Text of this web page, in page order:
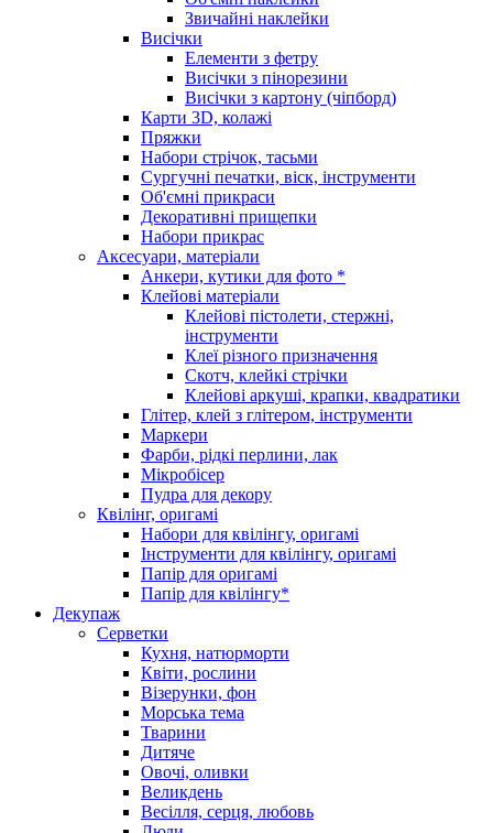
Звичайні наклейки
Висічки
Елементи з фетру
Висічки з пінорезини
Висічки з картону (чіпборд)
Карти 3D, колажі
Пряжки
Набори стрічок, тасьми
Сургучні печатки, віск, інструменти
Об'ємні прикраси
Декоративні прищепки
Набори прикрас
Аксесуари, матеріали
Анкери, кутики для фото *
Клейові матеріали
Клейові пістолети, стержні,
інструменти
Клеї різного призначення
Скотч, клейкі стрічки
Клейові аркуші, крапки, квадратики
Глітер, клей з глітером, інструменти
Маркери
Фарби, рідкі перлини, лак
Мікробісер
Пудра для декору
Квілінг, оригамі
Набори для квілінгу, оригамі
Інструменти для квілінгу, оригамі
Папір для оригамі
Папір для квілінгу*
Декупаж
Серветки
Кухня, натюрморти
Квіти, рослини
Візерунки, фон
Морська тема
Тварини
Дитяче
Овочі, оливки
Великдень
Весілля, серця, любовь